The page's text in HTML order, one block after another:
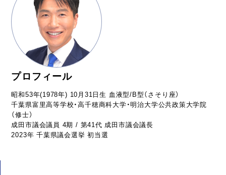
プロフィール
昭和53年(1978年) 10月31日生 血液型/B型（さそり座）
千葉県富里高等学校・高千穂商科大学・明治大学公共政策大学院
（修士）
成田市議会議員 4期 / 第41代 成田市議会議長
2023年 千葉県議会選挙 初当選